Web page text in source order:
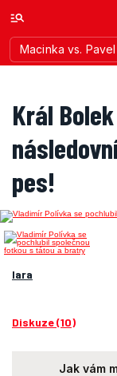
Macinka vs. Pavel
Král
pes!
lara
Diskuze (10)
Jak vám